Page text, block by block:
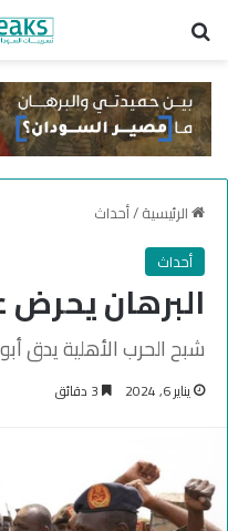
الرئيسية/أحداث
أحداث
البرهان
شبح الحرب الأهلية يدق
يناير 6, 2024